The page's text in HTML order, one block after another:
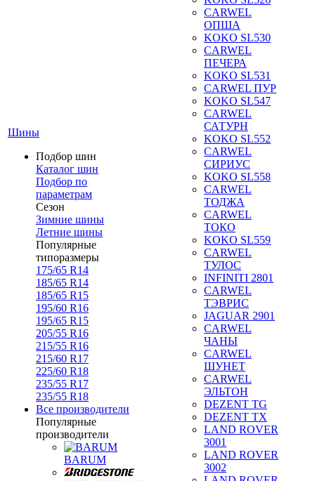
Шины
Подбор шин
Каталог шин
Подбор по
параметрам
Сезон
Зимние шины
Летние шины
Популярные
типоразмеры
175/65 R14
185/65 R14
185/65 R15
195/60 R16
195/65 R15
205/55 R16
215/55 R16
215/60 R17
225/60 R18
235/55 R17
235/55 R18
Все производители
Популярные
производители
BARUM
CARWEL
ОПША
KOKO SL530
CARWEL
ПЕЧЕРА
KOKO SL531
CARWEL ПУР
KOKO SL547
CARWEL
САТУРН
KOKO SL552
CARWEL
СИРИУС
KOKO SL558
CARWEL
ТОДЖА
CARWEL
ТОКО
KOKO SL559
CARWEL
ТУЛОС
INFINITI 2801
CARWEL
ТЭВРИС
JAGUAR 2901
CARWEL
ЧАНЫ
CARWEL
ШУНЕТ
CARWEL
ЭЛЬТОН
DEZENT TG
DEZENT TX
LAND ROVER
3001
LAND ROVER
3002